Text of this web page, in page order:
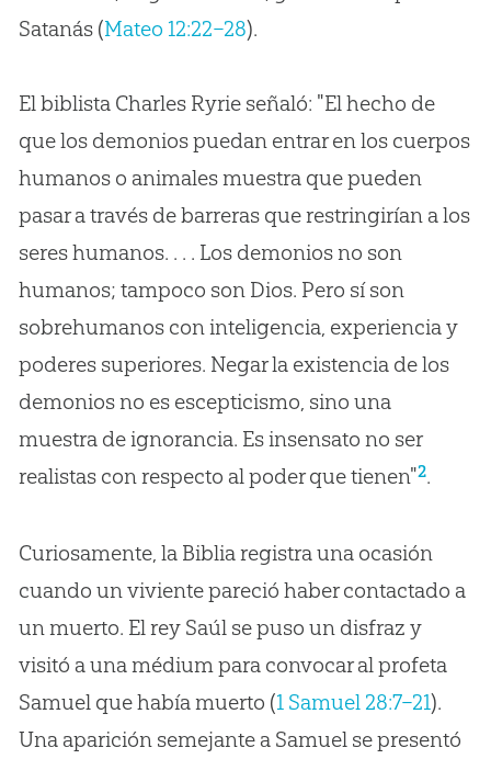
Satanás (Mateo 12:22–28).
El biblista Charles Ryrie señaló: "El hecho de
que los demonios puedan entrar en los cuerpos
humanos o animales muestra que pueden
pasar a través de barreras que restringirían a los
seres humanos. . . . Los demonios no son
humanos; tampoco son Dios. Pero sí son
sobrehumanos con inteligencia, experiencia y
poderes superiores. Negar la existencia de los
demonios no es escepticismo, sino una
muestra de ignorancia. Es insensato no ser
realistas con respecto al poder que tienen"2.
Curiosamente, la Biblia registra una ocasión
cuando un viviente pareció haber contactado a
un muerto. El rey Saúl se puso un disfraz y
visitó a una médium para convocar al profeta
Samuel que había muerto (1 Samuel 28:7–21).
Una aparición semejante a Samuel se presentó